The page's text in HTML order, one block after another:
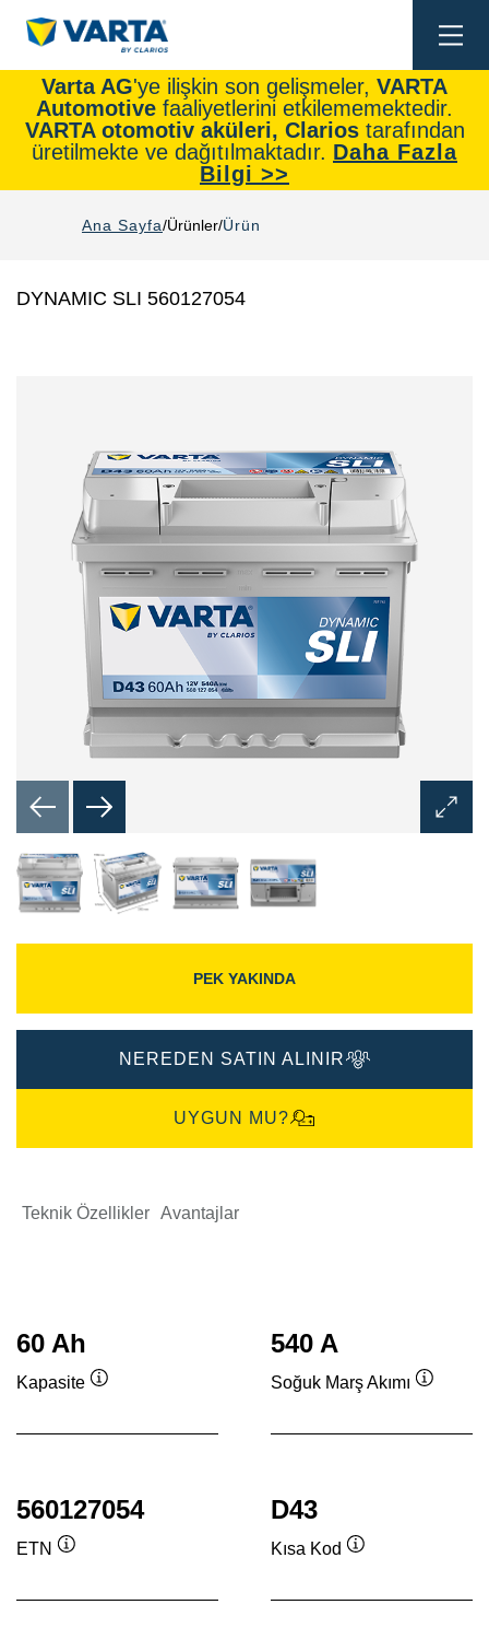
Varta AG'ye ilişkin son gelişmeler, VARTA
Automotive faaliyetlerini etkilememektedir.
VARTA otomotiv aküleri, Clarios tarafından
üretilmekte ve dağıtılmaktadır. Daha Fazla
Bilgi >>
Ana Sayfa Ürünler Ürün
DYNAMIC SLI 560127054
Aç
PEK YAKINDA
NEREDEN SATIN ALINIR
UYGUN MU?
Teknik Özellikler Avantajlar
60 Ah
Kapasite
540 A
Soğuk Marş Akımı
560127054
ETN
D43
Kısa Kod